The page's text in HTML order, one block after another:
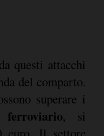
questi attacchi
del comparto.
superare i
ferroviario, si